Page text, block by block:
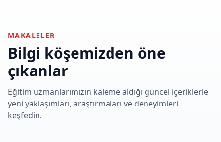
MAKALELER
Bilgi köşemizden öne
çıkanlar
Eğitim uzmanlarımızın kaleme aldığı güncel içeriklerle
yeni yaklaşımları, araştırmaları ve deneyimleri
keşfedin.